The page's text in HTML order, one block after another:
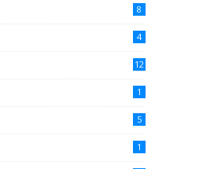
8
4
12
1
5
1